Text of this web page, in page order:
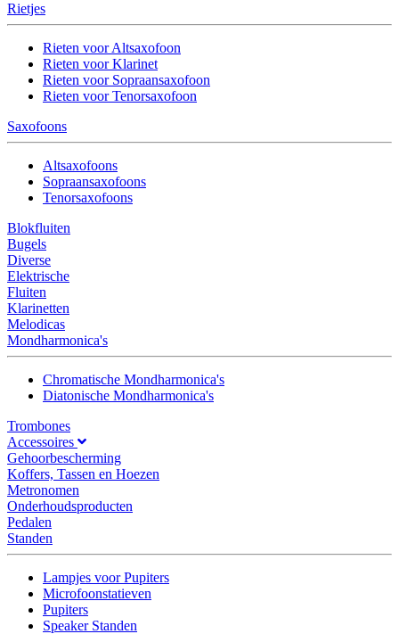
Rietjes
Rieten voor Altsaxofoon
Rieten voor Klarinet
Rieten voor Sopraansaxofoon
Rieten voor Tenorsaxofoon
Saxofoons
Altsaxofoons
Sopraansaxofoons
Tenorsaxofoons
Blokfluiten
Bugels
Diverse
Elektrische
Fluiten
Klarinetten
Melodicas
Mondharmonica's
Chromatische Mondharmonica's
Diatonische Mondharmonica's
Trombones
Accessoires
Gehoorbescherming
Koffers, Tassen en Hoezen
Metronomen
Onderhoudsproducten
Pedalen
Standen
Lampjes voor Pupiters
Microfoonstatieven
Pupiters
Speaker Standen